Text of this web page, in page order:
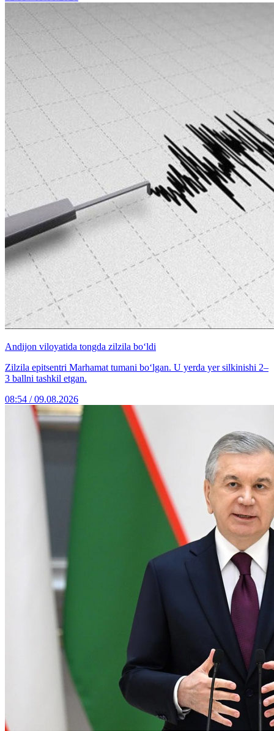
Andijon viloyatida tongda zilzila bo‘ldi
Zilzila epitsentri Marhamat tumani bo‘lgan. U yerda yer silkinishi 2–
3 ballni tashkil etgan.
08:54 / 09.08.2026